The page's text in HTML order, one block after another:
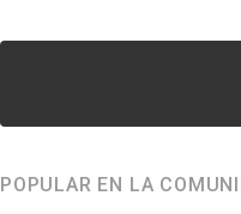
POPULAR EN LA